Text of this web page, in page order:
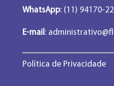
WhatsApp: (11) 94170-
E-mail :
Política de Privacidade